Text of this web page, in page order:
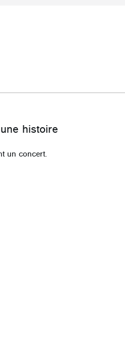
histoire
un concert.